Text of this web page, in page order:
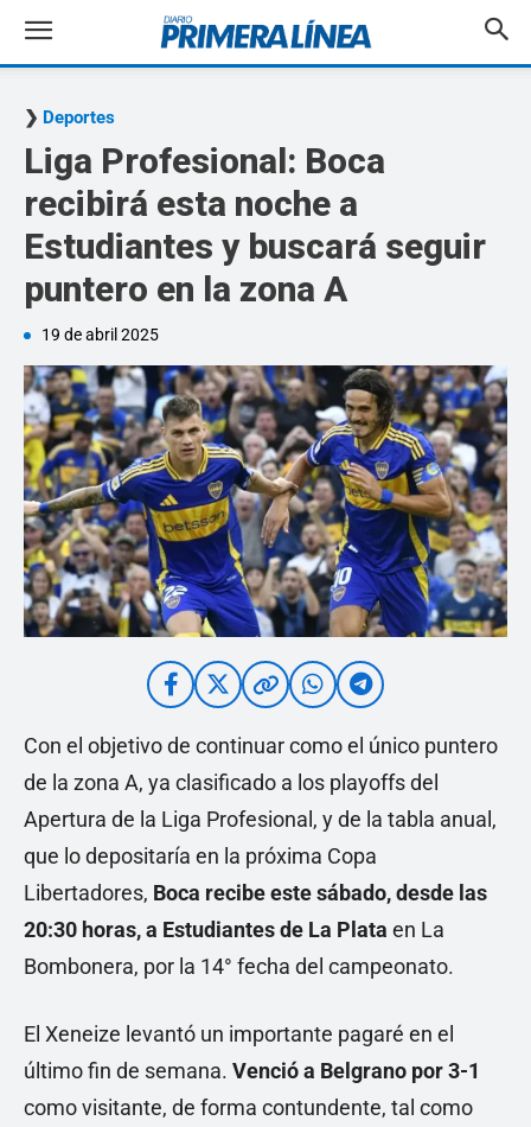
Deportes
Liga Profesional: Boca
recibirá esta noche a
Estudiantes y buscará seguir
puntero en la zona A
19 de abril 2025
Con el objetivo de continuar como el único puntero
de la zona A, ya clasificado a los playoffs del
Apertura de la Liga Profesional, y de la tabla anual,
que lo depositaría en la próxima Copa
Libertadores, Boca recibe este sábado, desde las
20:30 horas, a Estudiantes de La Plata en La
Bombonera, por la 14° fecha del campeonato.
El Xeneize levantó un importante pagaré en el
último fin de semana. Venció a Belgrano por 3-1
como visitante, de forma contundente, tal como